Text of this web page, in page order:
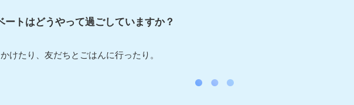
ートはどうやって過ごしていますか？
けたり、友だちとごはんに行ったり。